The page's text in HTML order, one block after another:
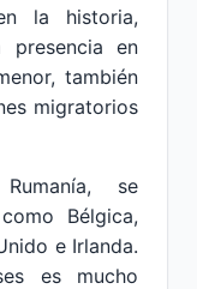
la historia,
presencia en
también
migratorios
se
Bélgica,
e Irlanda.
es mucho